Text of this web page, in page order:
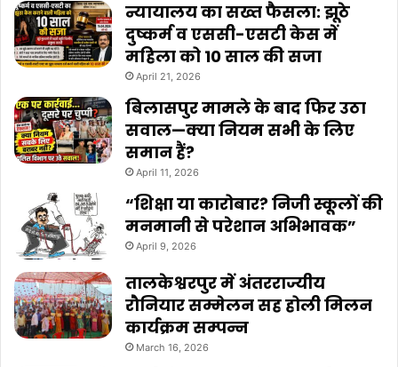
न्यायालय का सख्त फैसला: झूठे
दुष्कर्म व एससी-एसटी केस में
महिला को 10 साल की सजा
April 21, 2026
बिलासपुर मामले के बाद फिर उठा
सवाल—क्या नियम सभी के लिए
समान हैं?
April 11, 2026
“शिक्षा या कारोबार? निजी स्कूलों की
मनमानी से परेशान अभिभावक”
April 9, 2026
तालकेश्वरपुर में अंतरराज्यीय
रौनियार सम्मेलन सह होली मिलन
कार्यक्रम सम्पन्न
March 16, 2026